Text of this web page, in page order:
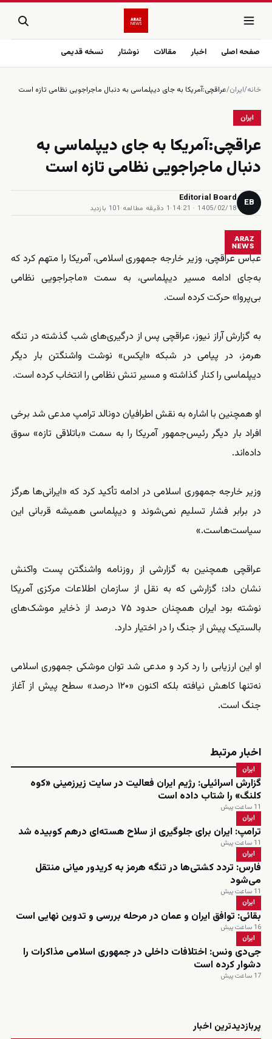
صفحه اصلی اخبار مقالات نوشتار نسخه قدیمی
خانه/ایران/عراقچی:آمریکا به جای دیپلماسی به دنبال ماجراجویی نظامی تازه است
ایران
عراقچی:آمریکا به جای دیپلماسی به
دنبال ماجراجویی نظامی تازه است
EB
Editorial Board
1405/02/18 · 14:21
·1 دقیقه مطالعه ·101 بازدید
ARAZ
NEWS
عباس عراقچی، وزیر خارجه جمهوری اسلامی، آمریکا را متهم کرد که
به‌جای ادامه مسیر دیپلماسی، به سمت «ماجراجویی نظامی
بی‌پروا» حرکت کرده است.
به گزارش آراز نیوز، عراقچی پس از درگیری‌های شب گذشته در تنگه
هرمز، در پیامی در شبکه «ایکس» نوشت واشنگتن بار دیگر
دیپلماسی را کنار گذاشته و مسیر تنش نظامی را انتخاب کرده است.
او همچنین با اشاره به نقش اطرافیان دونالد ترامپ مدعی شد برخی
افراد بار دیگر رئیس‌جمهور آمریکا را به سمت «باتلاقی تازه» سوق
داده‌اند.
وزیر خارجه جمهوری اسلامی در ادامه تأکید کرد که «ایرانی‌ها هرگز
در برابر فشار تسلیم نمی‌شوند و دیپلماسی همیشه قربانی این
سیاست‌هاست.»
عراقچی همچنین به گزارشی از روزنامه واشنگتن پست واکنش
نشان داد؛ گزارشی که به نقل از سازمان اطلاعات مرکزی آمریکا
نوشته بود ایران همچنان حدود ۷۵ درصد از ذخایر موشک‌های
بالستیک پیش از جنگ را در اختیار دارد.
او این ارزیابی را رد کرد و مدعی شد توان موشکی جمهوری اسلامی
نه‌تنها کاهش نیافته بلکه اکنون «۱۲۰ درصد» سطح پیش از آغاز
جنگ است.
اخبار مرتبط
ایران
گزارش اسرائیلی: رژیم ایران فعالیت در سایت زیرزمینی «کوه
کلنگ» را شتاب داده است
11 ساعت پیش
ایران
ترامپ: ایران برای جلوگیری از سلاح هسته‌ای درهم کوبیده شد
11 ساعت پیش
ایران
فارس: تردد کشتی‌ها در تنگه هرمز به کریدور میانی منتقل
می‌شود
11 ساعت پیش
ایران
بقائی: توافق ایران و عمان در مرحله بررسی و تدوین نهایی است
16 ساعت پیش
ایران
جی‌دی ونس: اختلافات داخلی در جمهوری اسلامی مذاکرات را
دشوار کرده است
17 ساعت پیش
پربازدیدترین اخبار